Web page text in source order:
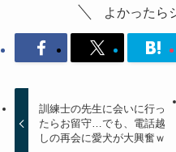
よかったら
訓練士の先生に会いに行っ
たらお留守…でも、電話越
しの再会に愛犬が大興奮ｗ